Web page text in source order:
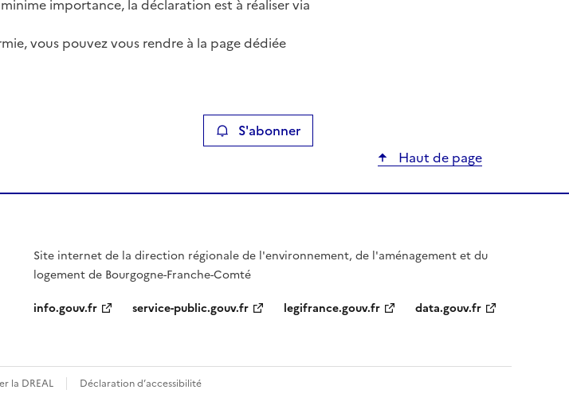
importance, la déclaration est à réaliser via
vous pouvez vous rendre à la page dédiée
lien de la page dans le presse-papier S'abonner
Haut de page
Site internet de la direction régionale de l'environnement, de l'aménagement et du
logement de Bourgogne-Franche-Comté
info.gouv.fr
service-public.gouv.fr legifrance.gouv.fr data.gouv.fr
la DREAL Déclaration d’accessibilité